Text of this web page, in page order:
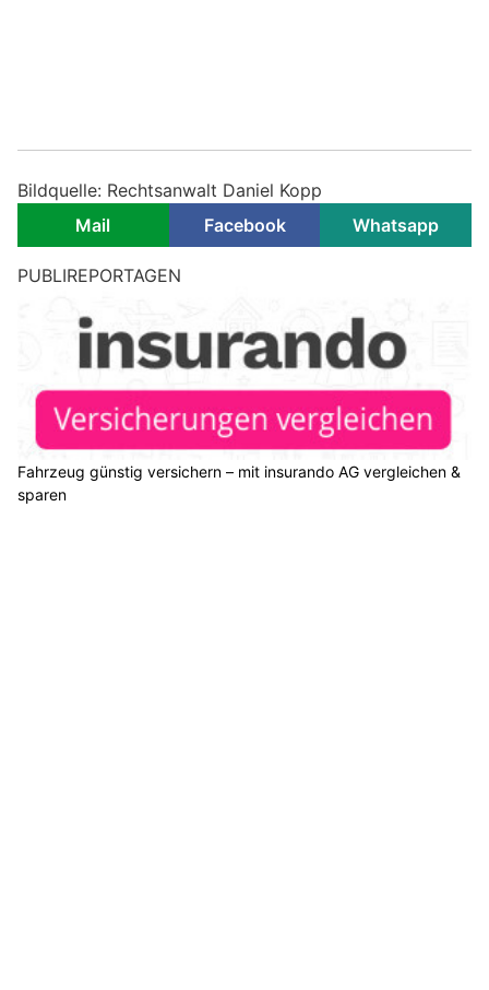
Bildquelle: Rechtsanwalt Daniel Kopp
Mail
Facebook Whatsapp
PUBLIREPORTAGEN
Fahrzeug günstig versichern – mit insurando AG vergleichen &
sparen